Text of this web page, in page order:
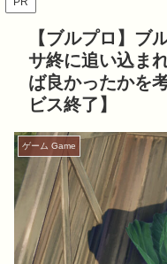
【ブルプロ】ブ
サ終に追い込ま
ば良かったかを
ビス終了】
ゲーム Game